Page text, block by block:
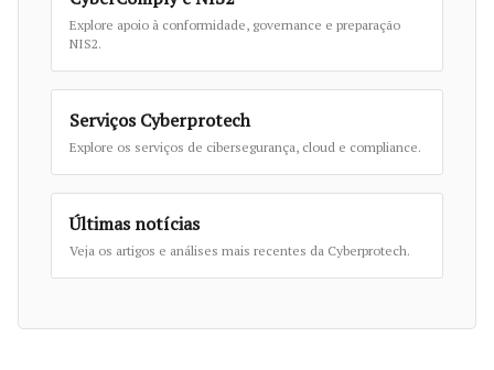
Explore apoio à conformidade, governance e preparação
NIS2.
Serviços Cyberprotech
Explore os serviços de cibersegurança, cloud e compliance.
Últimas notícias
Veja os artigos e análises mais recentes da Cyberprotech.